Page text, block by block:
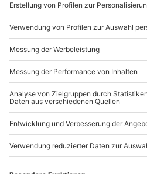
www.b2b.mydays.de/
Artikelnummer: 59552
Andere Produkte